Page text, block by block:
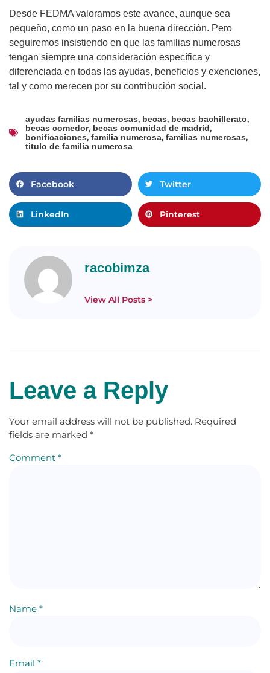
Desde FEDMA valoramos este avance, aunque sea
pequeño, como un paso en la buena dirección. Pero
seguiremos insistiendo en que las familias numerosas
tengan siempre una consideración específica y
diferenciada en todas las ayudas, beneficios y exenciones,
tal y como merecen por su contribución social.
ayudas familias numerosas, becas, becas bachillerato,
becas comedor, becas comunidad de madrid,
bonificaciones, familia numerosa, familias numerosas,
titulo de familia numerosa
Facebook Twitter
LinkedIn Pinterest
racobimza
View All Posts >
Leave a Reply
Your email address will not be published. Required
fields are marked *
Comment *
Name *
Email *